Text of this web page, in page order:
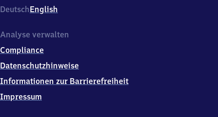
Im
Brühl,
4
4
8
(Neckar)
DeutschEnglish
Analyse verwalten
Compliance
Datenschutzhinweise
Informationen zur Barrierefreiheit
Impressum